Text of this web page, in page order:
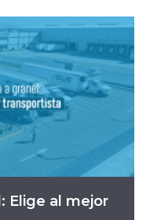
Elige al mejor